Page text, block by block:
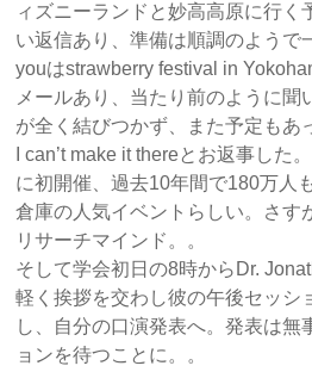
ィズニーランドと妙高高原に行く
い返信あり、準備は順調のようで
youはstrawberry festival in
メールあり、当たり前のように聞
が全く結びつかず、また予定もあ
I can’t make it thereとお返事した
に初開催、過去10年間で180万人
倉庫の人気イベントらしい。さす
リサーチマインド。。
そして学会初日の8時からDr.
軽く挨拶を交わし彼の午後セッシ
し、自分の口演発表へ。発表は無
ョンを待つことに。。